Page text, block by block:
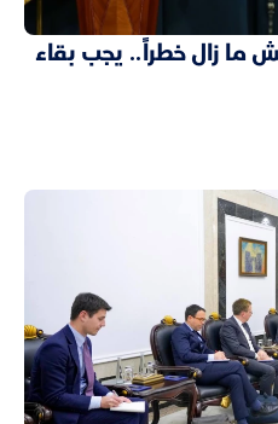
ما زال خطراً.. يجب بقاء